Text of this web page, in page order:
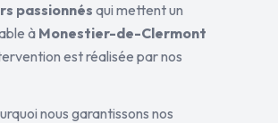
passionnésqui mettent un
à Monestier-de-Clermont
est réalisée par nos
nous garantissons nos